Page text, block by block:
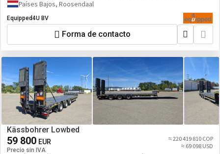
Países Bajos, Roosendaal
Equipped4U BV
Forma de contacto
Kässbohrer Lowbed
59 800 EUR
Precio sin IVA
≈ 220 419 810 COP
≈ 69 098 USD